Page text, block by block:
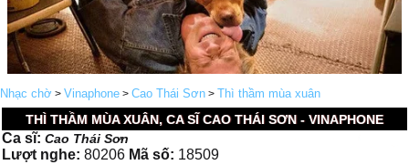
Nhạc chờ > Vinaphone > Cao Thái Sơn > Thì thầm mùa xuân
THÌ THẦM MÙA XUÂN, CA SĨ CAO THÁI SƠN - VINAPHONE
Ca sĩ:Cao Thái Sơn
Lượt nghe: 80206 Mã số: 18509